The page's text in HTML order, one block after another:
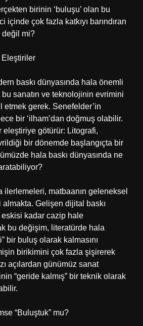
birinin ‘buluşu’ olan bu
içinde çok fazla katkıyı barındıran
değil mi?
Eleştiriler
baskı dünyasında hala önemli
bu sanatın ve teknolojinin evrimini
etmek gerek. Senefelder’in
bir ‘ilham’dan doğmuş olabilir.
eleştiriye götürür: Litografi,
bir dönemde başlangıçta bir
hala baskı dünyasında ne
ilerlemeleri, matbaanın geleneksel
Gelişen dijital baskı
kadar cazip hale
bu değişim, literatürde hala
bir buluş olarak kalmasını
birikimini çok fazla şişirerek
açılardan günümüz sanat
“geride kalmış” bir teknik olarak
“Buluştuk” mu?